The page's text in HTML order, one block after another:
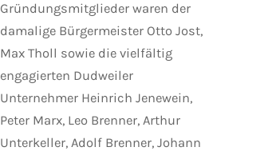
Gründungsmitglieder waren der
damalige Bürgermeister Otto Jost,
Max Tholl sowie die vielfältig
engagierten Dudweiler
Unternehmer Heinrich Jenewein,
Peter Marx, Leo Brenner, Arthur
Unterkeller, Adolf Brenner, Johann